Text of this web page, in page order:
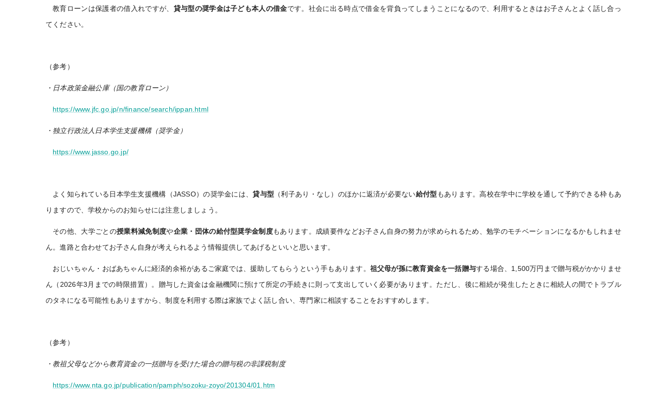
教育ローンは保護者の借入れですが、 貸与型の奨学金は子ども本人の借金です。社会に出る時点で借金を背負ってしまうことになるので、利用するときはお子さんとよく話し合っ
てください。
（参考）
・日本政策金融公庫（国の教育ローン）
https://www.jfc.go.jp/n/finance/search/ippan.html
・独立行政法人日本学生支援機構（奨学金）
https://www.jasso.go.jp/
よく知られている日本学生支援機構（JASSO）の奨学金には、貸与型 （利子あり・なし）のほかに返済が必要ない給付型 もあります。高校在学中に学校を通して予約できる枠もあ
りますので、学校からのお知らせには注意しましょう。
その他、大学ごとの授業料減免制度や企業・団体の給付型奨学金制度もあります。成績要件などお子さん自身の努力が求められるため、勉学のモチベーションになるかもしれませ
ん。進路と合わせてお子さん自身が考えられるよう情報提供してあげるといいと思います。
おじいちゃん・おばあちゃんに経済的余裕があるご家庭では、援助してもらうという手もあります。 祖父母が孫に教育資金を一括贈与する場合、1,500万円まで贈与税がかかりませ
ん（2026年3月までの時限措置）。贈与した資金は金融機関に預けて所定の手続きに則って支出していく必要があります。ただし、後に相続が発生したときに相続人の間でトラブル
のタネになる可能性もありますから、制度を利用する際は家族でよく話し合い、専門家に相談することをおすすめします。
（参考）
・教祖父母などから教育資金の一括贈与を受けた場合の贈与税の非課税制度
https://www.nta.go.jp/publication/pamph/sozoku-zoyo/201304/01.htm